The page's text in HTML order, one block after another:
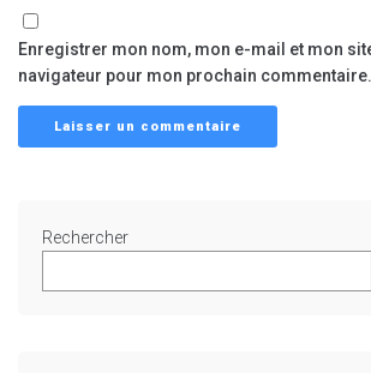
Enregistrer mon nom, mon e-mail et mon
navigateur pour mon prochain commentaire.
Rechercher